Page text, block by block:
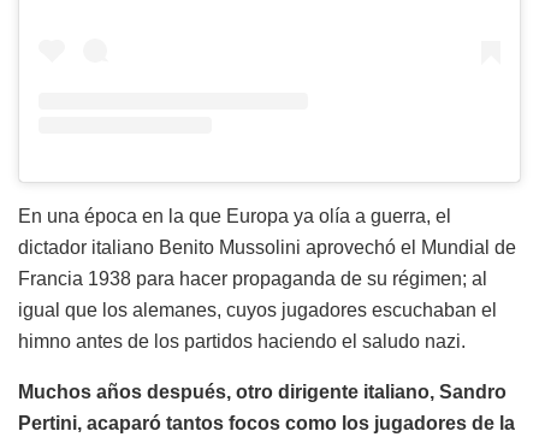
En una época en la que Europa ya olía a guerra, el
dictador italiano Benito Mussolini aprovechó el Mundial de
Francia 1938 para hacer propaganda de su régimen; al
igual que los alemanes, cuyos jugadores escuchaban el
himno antes de los partidos haciendo el saludo nazi.
Muchos años después, otro dirigente italiano, Sandro
Pertini, acaparó tantos focos como los jugadores de la